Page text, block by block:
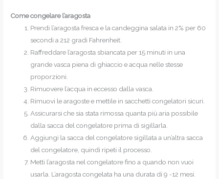
Come congelare l’aragosta
Prendi l’aragosta fresca e la candeggina salata in 2% per 60
secondi a 212 gradi Fahrenheit.
Raffreddare l’aragosta sbiancata per 15 minuti in una
grande vasca piena di ghiaccio e acqua nelle stesse
proporzioni.
Rimuovere l’acqua in eccesso dalla vasca.
Rimuovi le aragoste e mettile in sacchetti congelatori sicuri.
Assicurarsi che sia stata rimossa quanta più aria possibile
dalla sacca del congelatore prima di sigillarla.
Aggiungi la sacca del congelatore sigillata a un’altra sacca
del congelatore, quindi ripeti il processo.
Metti l’aragosta nel congelatore fino a quando non vuoi
usarla. L’aragosta congelata ha una durata di 9 -12 mesi.